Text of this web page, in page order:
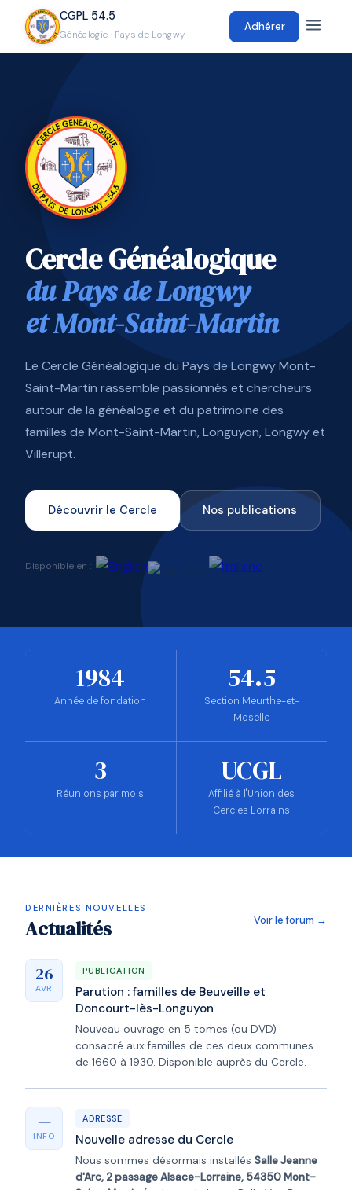
CGPL 54.5
Généalogie · Pays de Longwy
Adhérer
Cercle Généalogique
du Pays de Longwy
et Mont-Saint-Martin
Le Cercle Généalogique du Pays de Longwy Mont-
Saint-Martin rassemble passionnés et chercheurs
autour de la généalogie et du patrimoine des
familles de Mont-Saint-Martin, Longuyon, Longwy et
Villerupt.
Découvrir le Cercle Nos publications
Disponible en :
1984
Année de fondation
54.5
Section Meurthe-et-
Moselle
3
Réunions par mois
UCGL
Affilié à l'Union des
Cercles Lorrains
DERNIÈRES NOUVELLES
Actualités Voir le forum →
26
AVR
PUBLICATION
Parution : familles de Beuveille et
Doncourt-lès-Longuyon
Nouveau ouvrage en 5 tomes (ou DVD)
consacré aux familles de ces deux communes
de 1660 à 1930. Disponible auprès du Cercle.
—
INFO
ADRESSE
Nouvelle adresse du Cercle
Nous sommes désormais installés Salle Jeanne
d'Arc, 2 passage Alsace-Lorraine, 54350 Mont-